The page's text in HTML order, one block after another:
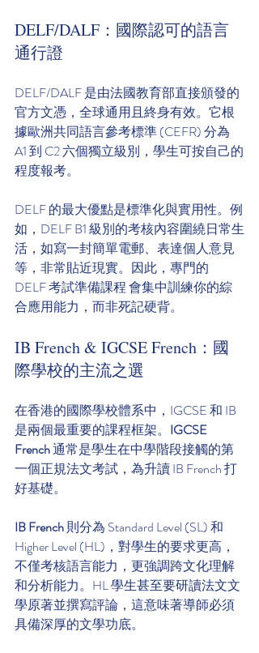
DELF/DALF：國際認可的語言
通行證
DELF/DALF 是由法國教育部直接頒發的
官方文憑，全球通用且終身有效。它根
據歐洲共同語言參考標準 (CEFR) 分為
A1 到 C2 六個獨立級別，學生可按自己的
程度報考。
DELF 的最大優點是標準化與實用性。例
如，DELF B1 級別的考核內容圍繞日常生
活，如寫一封簡單電郵、表達個人意見
等，非常貼近現實。因此，專門的
DELF 考試準備課程 會集中訓練你的綜
合應用能力，而非死記硬背。
IB French & IGCSE French：國
際學校的主流之選
在香港的國際學校體系中，IGCSE 和 IB
是兩個最重要的課程框架。 IGCSE
French 通常是學生在中學階段接觸的第
一個正規法文考試，為升讀 IB French 打
好基礎。
IB French 則分為 Standard Level (SL) 和
Higher Level (HL)，對學生的要求更高，
不僅考核語言能力，更強調跨文化理解
和分析能力。HL 學生甚至要研讀法文文
學原著並撰寫評論，這意味著導師必須
具備深厚的文學功底。